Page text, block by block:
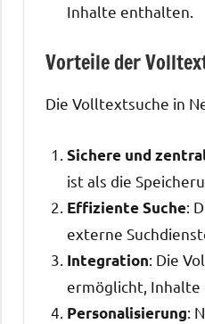
Inhalte enthalten.
Vorteile der
Die Volltextsuche in
Sichere und
ist als die
Effiziente Suche:
externe
Integration: Die
ermöglicht, Inhalte
Personalisierung: